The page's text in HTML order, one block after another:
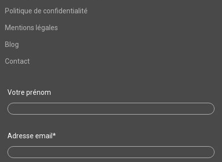
Politique de confidentialité
Mentions légales
Blog
Contact
Votre prénom
Adresse email*